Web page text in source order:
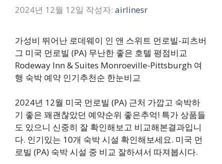
2024년 12월 12일 작성자: airlinesr
가성비 뛰어난 로데웨이 인 앤 스위트 먼로빌-피츠버
그 미국 먼로빌 (PA) 무난한 좋은 호텔 평점비교
Rodeway Inn & Suites Monroeville-Pittsburgh 여
행 숙박 예약 인기추천순 한눈비교
2024년 12월 미국 먼로빌 (PA) 근처 가깝고 숙박하
기 좋은 꽤괜찮았던 예약순위 좋은추억! 특가 상품들
도 있으니 신중히 잘 확인해보고 비교해본결과입니
다. 인기있는 10개 숙박 시설 확인해보세요. 미국 먼
로빌 (PA) 숙박 시설 중 비교 잘하셔서 따져봅시다.